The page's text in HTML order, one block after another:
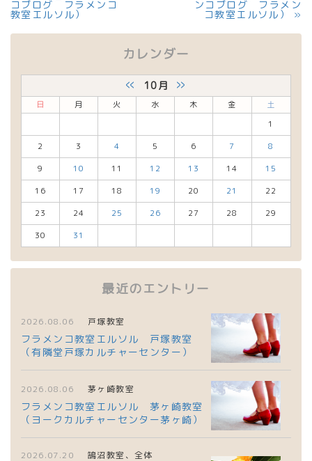
コブログ フラメンコ
教室エルソル）
ンコブログ フラメン
コ教室エルソル） »
カレンダー
« 10月 »
日 月 火 水 木 金
土
1
2
3 4 5 6 7
8
9
10 11 12 13 14
15
16
17 18 19 20 21
22
23
24 25 26 27 28
29
30
31
最近のエントリー
2026.08.06 戸塚教室
フラメンコ教室エルソル 戸塚教室
（有隣堂戸塚カルチャーセンター）
2026.08.06 茅ヶ崎教室
フラメンコ教室エルソル 茅ヶ崎教室
（ヨークカルチャーセンター茅ヶ崎）
2026.07.20 鵠沼教室、全体